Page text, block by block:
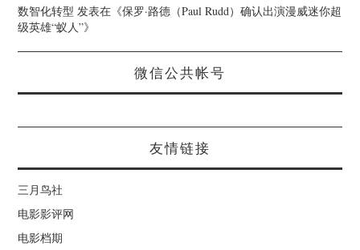
数智化转型 发表在《保罗·路德（Paul Rudd）确认出演漫威迷你超
级英雄“蚁人”》
微信公共帐号
友情链接
三月鸟社
电影影评网
电影档期